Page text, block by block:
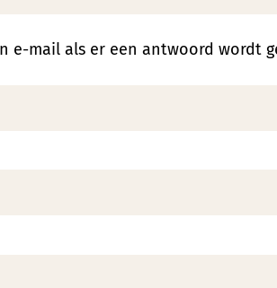
e-mail als er een antwoord wordt